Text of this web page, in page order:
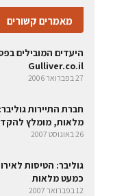
מאמרים קשורים
Gulliver.co.il
27 בפברואר 2006
חברת התיירות
מלאות, מומלץ
26 באוגוסט 2007
גוליבר: הטיסות
כמעט מלאות
12 בפברואר 2007